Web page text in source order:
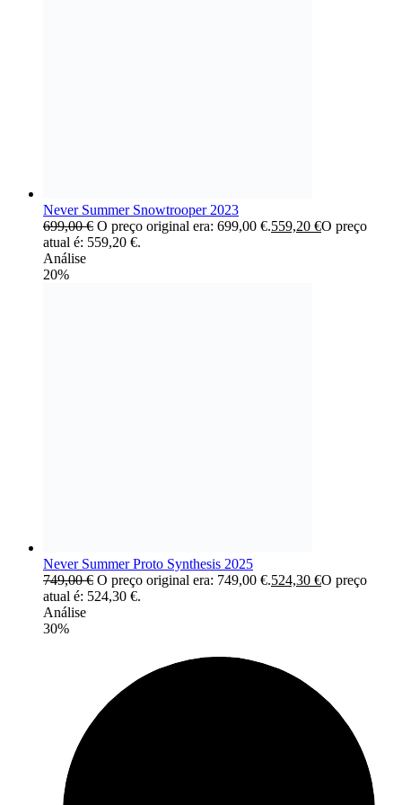
Never Summer Snowtrooper 2023
699,00€ O preço original era: 699,00 €.559,20 €O preço
atual é: 559,20 €.
Análise
20%
Never Summer Proto Synthesis 2025
749,00€ O preço original era: 749,00 €.524,30 €O preço
atual é: 524,30 €.
Análise
30%